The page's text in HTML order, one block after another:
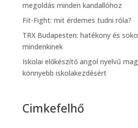
megoldás minden kandallóhoz
Fit-Fight: mit érdemes tudni róla?
TRX Budapesten: hatékony és
mindenkinek
Iskolai előkészítő angol nyelvű
könnyebb iskolakezdésért
Cimkefelhő